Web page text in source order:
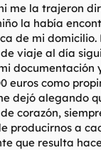
me la trajeron
la había
de mi domicilio.
viaje al día
documentación
euros como
dejó alegando
corazón,
producirnos a
que resulta